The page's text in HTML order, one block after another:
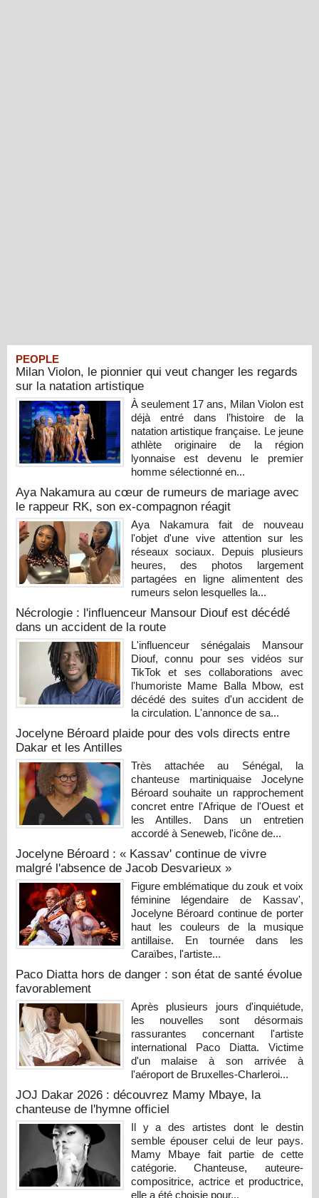
PEOPLE
Milan Violon, le pionnier qui veut changer les regards
sur la natation artistique
À seulement 17 ans, Milan Violon est
déjà entré dans l’histoire de la
natation artistique française. Le jeune
athlète originaire de la région
lyonnaise est devenu le premier
homme sélectionné en...
Aya Nakamura au cœur de rumeurs de mariage avec
le rappeur RK, son ex-compagnon réagit
Aya Nakamura fait de nouveau
l'objet d'une vive attention sur les
réseaux sociaux. Depuis plusieurs
heures, des photos largement
partagées en ligne alimentent des
rumeurs selon lesquelles la...
Nécrologie : l'influenceur Mansour Diouf est décédé
dans un accident de la route
L'influenceur sénégalais Mansour
Diouf, connu pour ses vidéos sur
TikTok et ses collaborations avec
l'humoriste Mame Balla Mbow, est
décédé des suites d'un accident de
la circulation. L'annonce de sa...
Jocelyne Béroard plaide pour des vols directs entre
Dakar et les Antilles
Très attachée au Sénégal, la
chanteuse martiniquaise Jocelyne
Béroard souhaite un rapprochement
concret entre l'Afrique de l'Ouest et
les Antilles. Dans un entretien
accordé à Seneweb, l'icône de...
Jocelyne Béroard : « Kassav' continue de vivre
malgré l'absence de Jacob Desvarieux »
Figure emblématique du zouk et voix
féminine légendaire de Kassav',
Jocelyne Béroard continue de porter
haut les couleurs de la musique
antillaise. En tournée dans les
Caraïbes, l'artiste...
Paco Diatta hors de danger : son état de santé évolue
favorablement
Après plusieurs jours d'inquiétude,
les nouvelles sont désormais
rassurantes concernant l'artiste
international Paco Diatta. Victime
d'un malaise à son arrivée à
l'aéroport de Bruxelles-Charleroi...
JOJ Dakar 2026 : découvrez Mamy Mbaye, la
chanteuse de l'hymne officiel
Il y a des artistes dont le destin
semble épouser celui de leur pays.
Mamy Mbaye fait partie de cette
catégorie. Chanteuse, auteure-
compositrice, actrice et productrice,
elle a été choisie pour...